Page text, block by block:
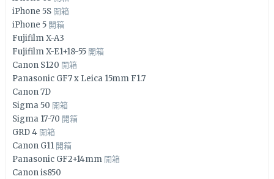
iPhone 5S 開箱
iPhone 5 開箱
Fujifilm X-A3
Fujifilm X-E1+18-55 開箱
Canon S120 開箱
Panasonic GF7 x Leica 15mm F1.7
Canon 7D
Sigma 50 開箱
Sigma 17-70 開箱
GRD 4 開箱
Canon G11 開箱
Panasonic GF2+14mm 開箱
Canon is850